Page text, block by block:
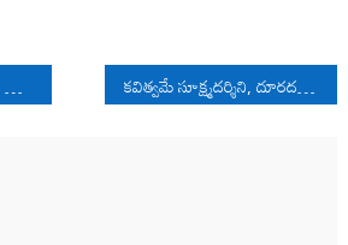
కవిత్వమే సూక్ష్మదర్శిని, దూరదర్శిని